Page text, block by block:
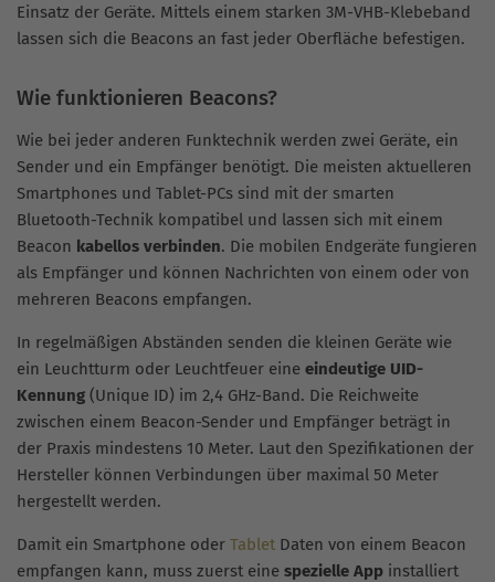
Einsatz der Geräte. Mittels einem starken 3M-VHB-Klebeband
lassen sich die Beacons an fast jeder Oberfläche befestigen.
Wie funktionieren Beacons?
Wie bei jeder anderen Funktechnik werden zwei Geräte, ein
Sender und ein Empfänger benötigt. Die meisten aktuelleren
Smartphones und Tablet-PCs sind mit der smarten
Bluetooth-Technik kompatibel und lassen sich mit einem
Beacon kabellos verbinden. Die mobilen Endgeräte fungieren
als Empfänger und können Nachrichten von einem oder von
mehreren Beacons empfangen.
In regelmäßigen Abständen senden die kleinen Geräte wie
ein Leuchtturm oder Leuchtfeuer eine eindeutige UID-
Kennung (Unique ID) im 2,4 GHz-Band. Die Reichweite
zwischen einem Beacon-Sender und Empfänger beträgt in
der Praxis mindestens 10 Meter. Laut den Spezifikationen der
Hersteller können Verbindungen über maximal 50 Meter
hergestellt werden.
Damit ein Smartphone oder Tablet Daten von einem Beacon
empfangen kann, muss zuerst eine spezielle App installiert